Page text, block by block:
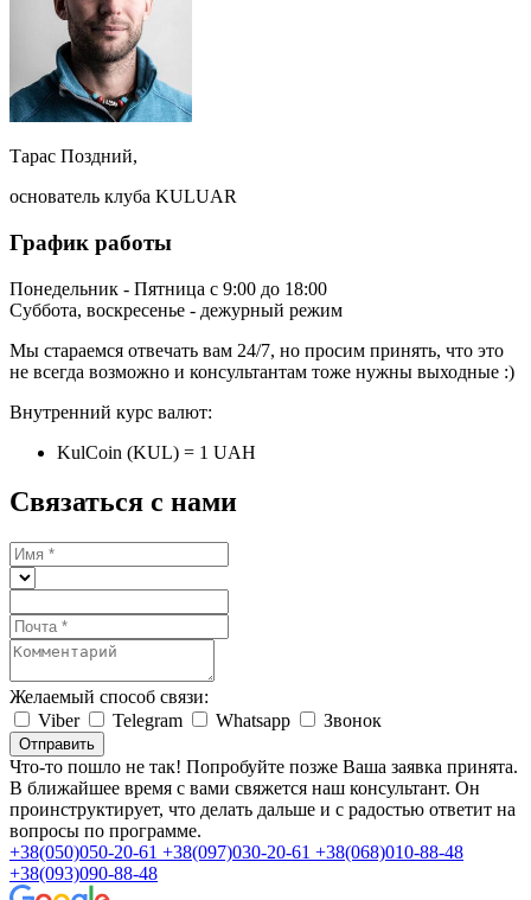
Тарас Поздний,
основатель клуба KULUAR
График работы
Понедельник - Пятница с 9:00 до 18:00
Суббота, воскресенье - дежурный режим
Мы стараемся отвечать вам 24/7, но просим принять, что это
не всегда возможно и консультантам тоже нужны выходные :)
Внутренний курс валют:
KulCoin (KUL) = 1 UAH
Связаться с нами
Желаемый способ связи:
Viber
Telegram Whatsapp Звонок
Отправить
Что-то пошло не так! Попробуйте позже Ваша заявка принята.
В ближайшее время с вами свяжется наш консультант. Он
проинструктирует, что делать дальше и с радостью ответит на
вопросы по программе.
+38(050)050-20-61 +38(097)030-20-61 +38(068)010-88-48
+38(093)090-88-48